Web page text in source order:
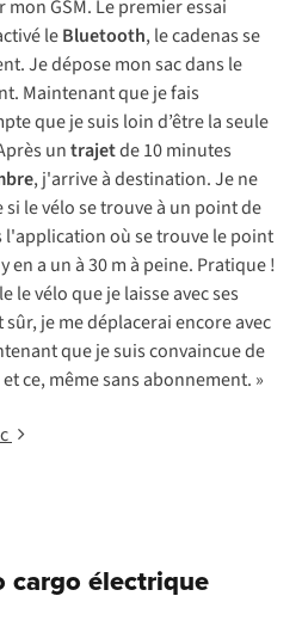
GSM. Le premier essai
leBluetooth, le cadenas se
Je dépose mon sac dans le
Maintenant que je fais
que je suis loin d’être la seule
untrajetde 10 minutes
, j'arrive à destination. Je ne
le vélo se trouve à un point de
où se trouve le point
en a un à 30 m à peine. Pratique !
le vélo que je laisse avec ses
sûr, je me déplacerai encore avec
que je suis convaincue de
ce, même sans abonnement. »
cargo électrique